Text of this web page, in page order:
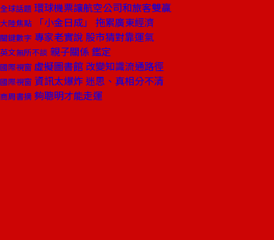
全球話題 環球機票讓航空公司和旅客雙贏
大陸焦點 「小金日成」 拖累廣東經濟
關鍵數字 專家老實說 股市猜對靠運氣
英文無所不談 親子關係 鑑定
國際視窗 虛擬圖書館 改變知識流通路徑
國際視窗 資訊太爆炸 迷思、真相分不清
商周書摘 夠聰明才能走運